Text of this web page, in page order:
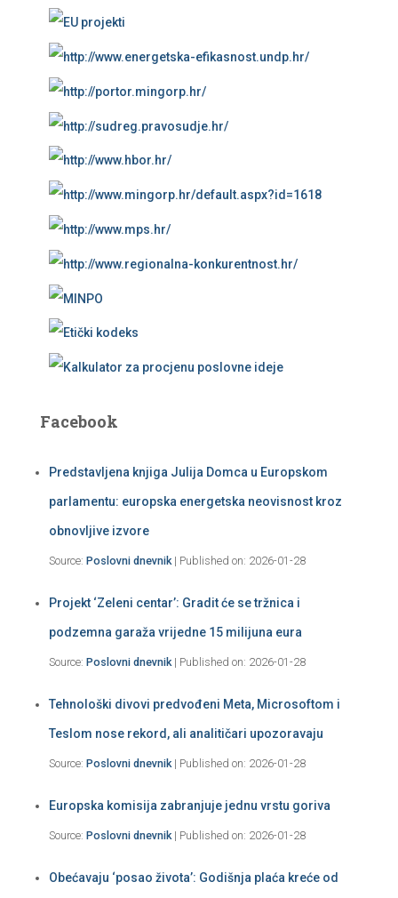
Facebook
Predstavljena knjiga Julija Domca u Europskom
parlamentu: europska energetska neovisnost kroz
obnovljive izvore
Source: Poslovni dnevnik Published on: 2026-01-28
Projekt ‘Zeleni centar’: Gradit će se tržnica i
podzemna garaža vrijedne 15 milijuna eura
Source: Poslovni dnevnik Published on: 2026-01-28
Tehnološki divovi predvođeni Meta, Microsoftom i
Teslom nose rekord, ali analitičari upozoravaju
Source: Poslovni dnevnik Published on: 2026-01-28
Europska komisija zabranjuje jednu vrstu goriva
Source: Poslovni dnevnik Published on: 2026-01-28
Obećavaju ‘posao života’: Godišnja plaća kreće od